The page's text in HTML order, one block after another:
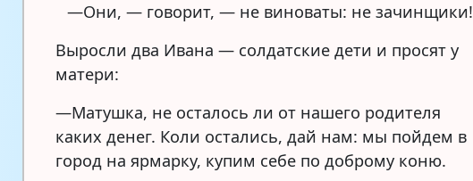
—Они, — говорит, — не виноваты: не зачинщики!
Выросли два Ивана — солдатские дети и просят у
матери:
—Матушка, не осталось ли от нашего родителя
каких денег. Коли остались, дай нам: мы пойдем в
город на ярмарку, купим себе по доброму коню.